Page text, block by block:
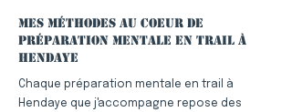
Mes méthodes au coeur de
préparation mentale en trail à
Hendaye
Chaque préparation mentale en trail à
Hendaye que j'accompagne repose des